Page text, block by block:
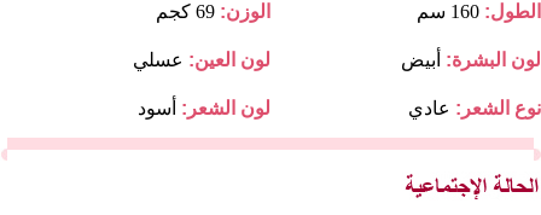
الوزن: 69 كجم الطول: 160 سم
لون العين: عسلي لون البشرة: أبيض
لون الشعر: أسود نوع الشعر: عادي